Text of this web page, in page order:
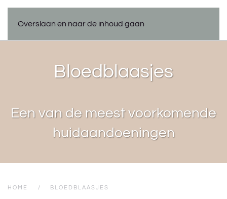
Overslaan en naar de inhoud gaan
Bloedblaasjes
Een van de meest voorkomende
huidaandoeningen
HOME BLOEDBLAASJES